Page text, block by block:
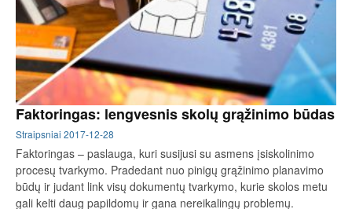
Faktoringas: lengvesnis skolų grąžinimo būdas
Straipsniai 2017-12-28
Faktoringas – paslauga, kuri susijusi su asmens įsiskolinimo
procesų tvarkymo. Pradedant nuo pinigų grąžinimo planavimo
būdų ir judant link visų dokumentų tvarkymo, kurie skolos metu
gali kelti daug papildomų ir gana nereikalingų problemų.